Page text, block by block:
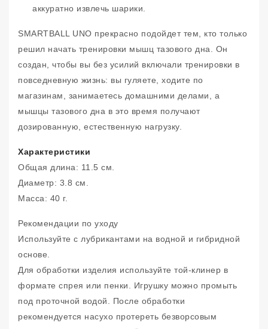
аккуратно извлечь шарики.
SMARTBALL UNO прекрасно подойдет тем, кто только
решил начать тренировки мышц тазового дна. Он
создан, чтобы вы без усилий включали тренировки в
повседневную жизнь: вы гуляете, ходите по
магазинам, занимаетесь домашними делами, а
мышцы тазового дна в это время получают
дозированную, естественную нагрузку.
Характеристики
Общая длина: 11.5 см.
Диаметр: 3.8 см.
Масса: 40 г.
Рекомендации по уходу
Используйте с лубрикантами на водной и гибридной
основе.
Для обработки изделия используйте той-клинер в
формате спрея или пенки. Игрушку можно промыть
под проточной водой. После обработки
рекомендуется насухо протереть безворсовым